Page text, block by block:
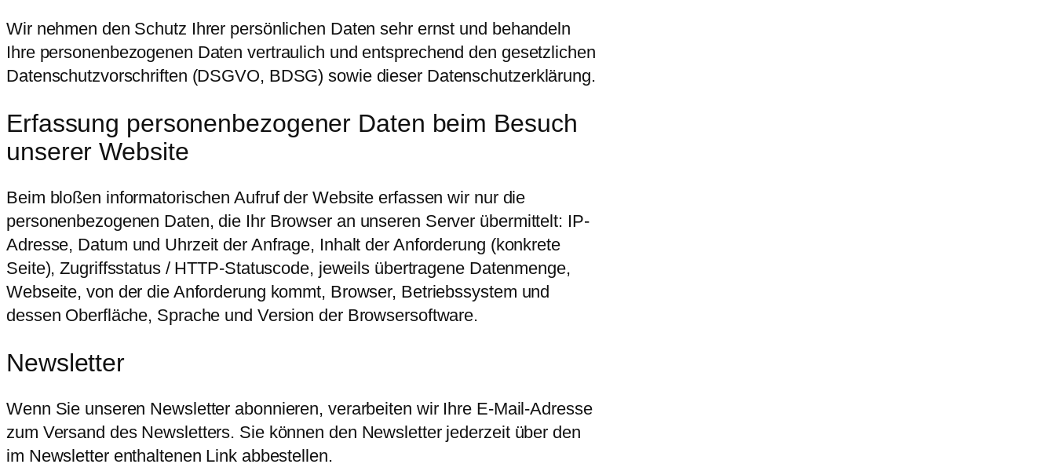
Wir nehmen den Schutz Ihrer persönlichen Daten sehr ernst und behandeln
Ihre personenbezogenen Daten vertraulich und entsprechend den gesetzlichen
Datenschutzvorschriften (DSGVO, BDSG) sowie dieser Datenschutzerklärung.
Erfassung personenbezogener Daten beim Besuch
unserer Website
Beim bloßen informatorischen Aufruf der Website erfassen wir nur die
personenbezogenen Daten, die Ihr Browser an unseren Server übermittelt: IP-
Adresse, Datum und Uhrzeit der Anfrage, Inhalt der Anforderung (konkrete
Seite), Zugriffsstatus / HTTP-Statuscode, jeweils übertragene Datenmenge,
Webseite, von der die Anforderung kommt, Browser, Betriebssystem und
dessen Oberfläche, Sprache und Version der Browsersoftware.
Newsletter
Wenn Sie unseren Newsletter abonnieren, verarbeiten wir Ihre E-Mail-Adresse
zum Versand des Newsletters. Sie können den Newsletter jederzeit über den
im Newsletter enthaltenen Link abbestellen.